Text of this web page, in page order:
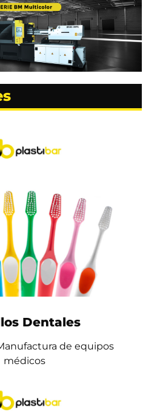
Dentales
de equipos
médicos